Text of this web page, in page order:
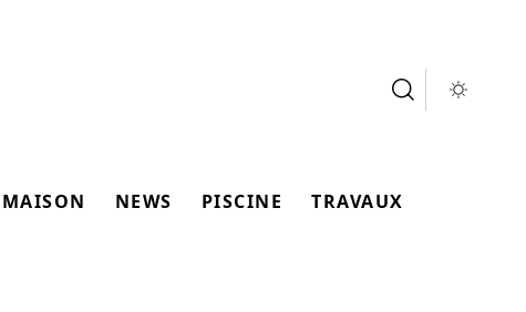
MAISON NEWS PISCINE TRAVAUX